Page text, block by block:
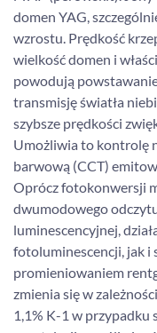
domen YAG,
wzrostu. Prędkość
wielkość domen i
powodują
transmisję światła
szybsze prędkości
Umożliwia to kontrolę
barwową (CCT)
Oprócz fotokonwersji
dwumodowego
luminescencyjnej,
fotoluminescencji, jak i
promieniowaniem
zmienia się w
1,1% K-1 w